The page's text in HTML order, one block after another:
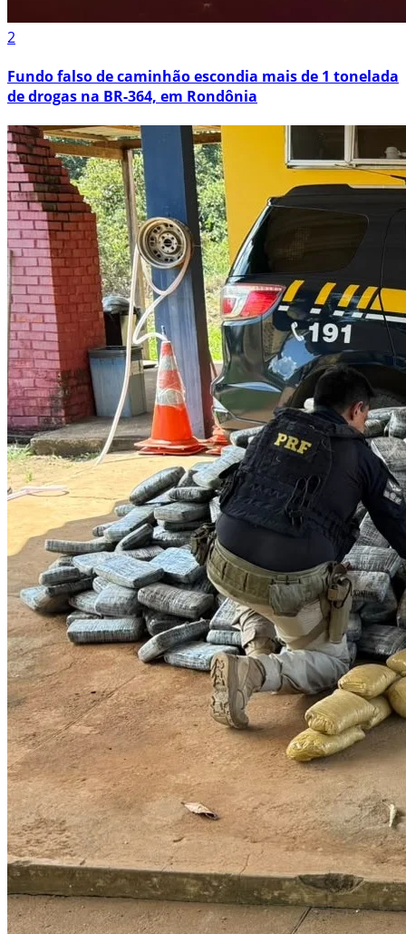
2
Fundo falso de caminhão escondia mais de 1 tonelada
de drogas na BR-364, em Rondônia